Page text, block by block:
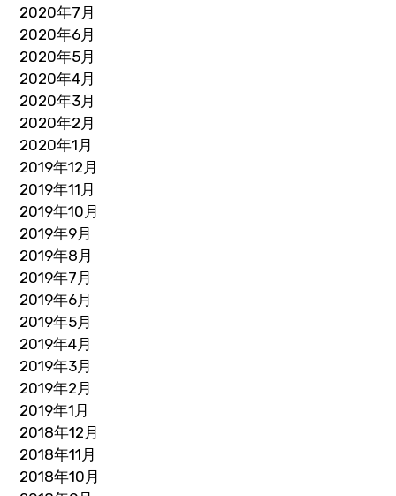
2020年7月
2020年6月
2020年5月
2020年4月
2020年3月
2020年2月
2020年1月
2019年12月
2019年11月
2019年10月
2019年9月
2019年8月
2019年7月
2019年6月
2019年5月
2019年4月
2019年3月
2019年2月
2019年1月
2018年12月
2018年11月
2018年10月